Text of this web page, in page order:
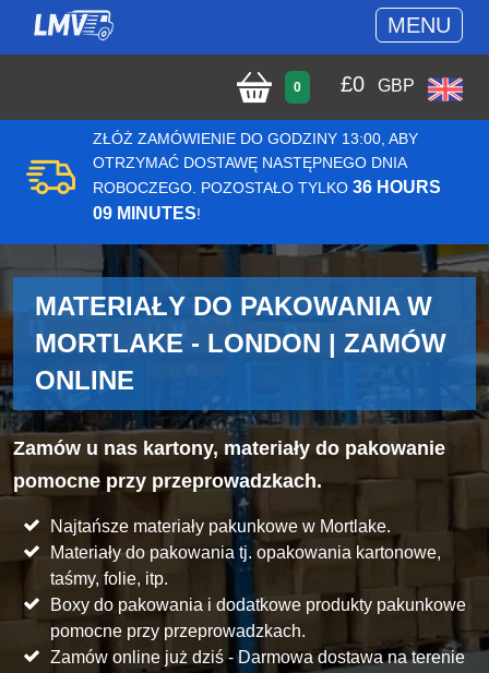
MENU
0 £0 GBP
ZŁÓŻ ZAMÓWIENIE DO GODZINY 13:00, ABY
OTRZYMAĆ DOSTAWĘ NASTĘPNEGO DNIA
ROBOCZEGO. POZOSTAŁO TYLKO 36 HOURS
09 MINUTES!
MATERIAŁY DO PAKOWANIA W
MORTLAKE - LONDON | ZAMÓW
ONLINE
Zamów u nas kartony, materiały do pakowanie
pomocne przy przeprowadzkach.
Najtańsze materiały pakunkowe w Mortlake.
Materiały do pakowania tj. opakowania kartonowe,
taśmy, folie, itp.
Boxy do pakowania i dodatkowe produkty pakunkowe
pomocne przy przeprowadzkach.
Zamów online już dziś - Darmowa dostawa na terenie